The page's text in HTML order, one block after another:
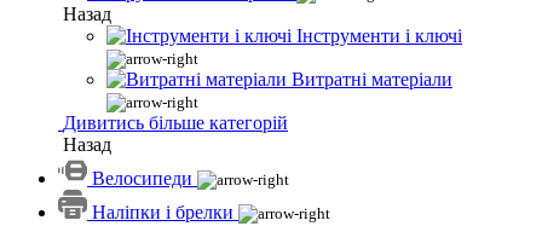
Назад
Інструменти і ключі
Витратні матеріали
Дивитись більше категорій
Назад
Велосипеди
Наліпки і брелки